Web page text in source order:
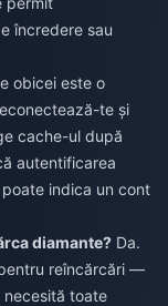
încredere sau
obicei este o
te și
cache-ul după
autentificarea
indica un cont
diamante? Da.
reîncărcări —
toate